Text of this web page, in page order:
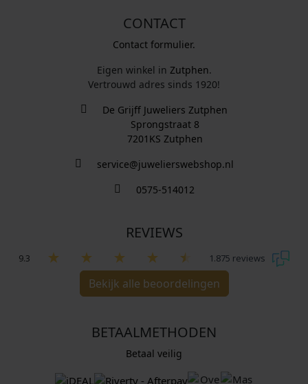
CONTACT
Contact formulier.
Eigen winkel in Zutphen.
Vertrouwd adres sinds 1920!
De Grijff Juweliers Zutphen
Sprongstraat 8
7201KS Zutphen
service@juwelierswebshop.nl
0575-514012
REVIEWS
9.3 1.875 reviews
Bekijk alle beoordelingen
BETAALMETHODEN
Betaal veilig